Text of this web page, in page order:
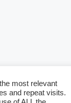
most relevant
and repeat visits.